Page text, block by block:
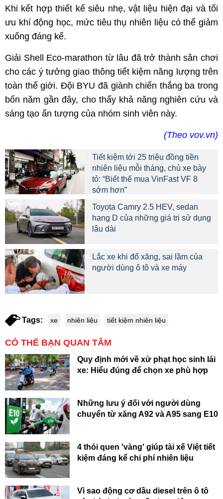
Khi kết hợp thiết kế siêu nhẹ, vật liệu hiện đại và tối
ưu khí động học, mức tiêu thụ nhiên liệu có thể giảm
xuống đáng kể.
Giải Shell Eco-marathon từ lâu đã trở thành sân chơi
cho các ý tưởng giao thông tiết kiệm năng lượng trên
toàn thế giới. Đội BYU đã giành chiến thắng ba trong
bốn năm gần đây, cho thấy khả năng nghiên cứu và
sáng tạo ấn tượng của nhóm sinh viên này.
(Theo vov.vn)
Tiết kiệm tới 25 triệu đồng tiền
nhiên liệu mỗi tháng, chủ xe bày
tỏ: “Biết thế mua VinFast VF 8
sớm hơn”
Toyota Camry 2.5 HEV, sedan
hạng D của những giá trị sử dụng
lâu dài
Lắc xe khi đổ xăng, sai lầm của
người dùng ô tô và xe máy
Tags: xe nhiên liệu tiết kiệm nhiên liệu
CÓ THỂ BẠN QUAN TÂM
Quy định mới về xử phạt học sinh lái
xe: Hiểu đúng để chọn xe phù hợp
Những lưu ý đối với người dùng
chuyển từ xăng A92 và A95 sang E10
4 thói quen 'vàng' giúp tài xế Việt tiết
kiệm đáng kể chi phí nhiên liệu
Vì sao động cơ dầu diesel trên ô tô